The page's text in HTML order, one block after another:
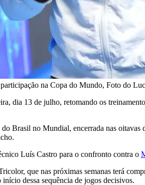
na Copa do Mundo, Foto do
dia 13 de julho, retomando os
Brasil no Mundial, encerrada nas oitavas
Luís Castro para o confronto contra o
que nas próximas semanas terá
dessa sequência de jogos decisivos.